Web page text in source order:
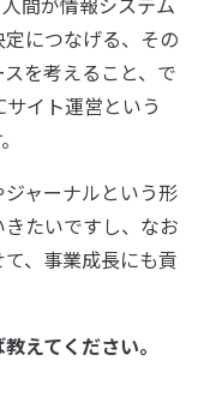
間が情報システム
につなげる、その
を考えること、で
イト運営という
ャーナルという形
たいですし、なお
、事業成長にも貢
えてください。